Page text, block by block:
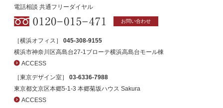
電話相談 共通フリーダイヤル
お問い合わせ
［横浜オフィス］ 045-308-9155
横浜市神奈川区高島台27-1ブローテ横浜高島台モール棟
ACCESS
［東京デザイン室］ 03-6336-7988
東京都文京区本郷5-1-3 本郷菊坂ハウス Sakura
ACCESS